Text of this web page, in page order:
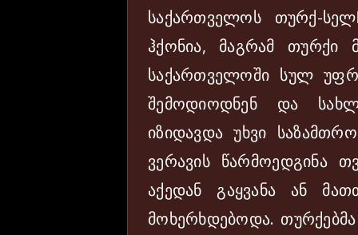
საქართველოს თურქ-
ჰქონია, მაგრამ თურქი
საქართველოში სულ
შემოდიოდნენ და
იზიდავდა უხვი
ვერავის წარმოედგინა
აქედან გაყვანა ან
მოხერხდებოდა.